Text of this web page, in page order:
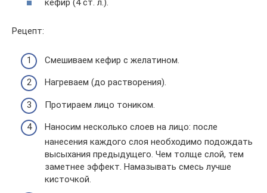
кефир (4 ст. л.).
Рецепт:
Смешиваем кефир с желатином.
Нагреваем (до растворения).
Протираем лицо тоником.
Наносим несколько слоев на лицо: после
нанесения каждого слоя необходимо подождать
высыхания предыдущего. Чем толще слой, тем
заметнее эффект. Намазывать смесь лучше
кисточкой.